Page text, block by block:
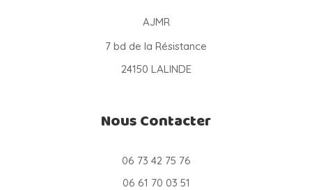
AJMR
7 bd de la Résistance
24150 LALINDE
Nous Contacter
06 73 42 75 76
06 61 70 03 51